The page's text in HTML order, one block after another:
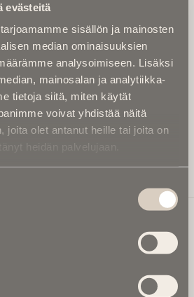
evästeitä
sisällön ja mainosten
median ominaisuuksien
analysoimiseen. Lisäksi
mainosalan ja analytiikka-
tietoja siitä, miten käytät
voivat yhdistää näitä
joita olet antanut heille tai joita on
heidän palvelujaan.
niin saat kaksi kertaa
uutiskirjeen ja varmistat,
jää huomaamatta.
eikä se velvoita mihinkään.
johon haluat uutiskirjeen
keskittynyt uusi ja
Julkaisemme uusimmat